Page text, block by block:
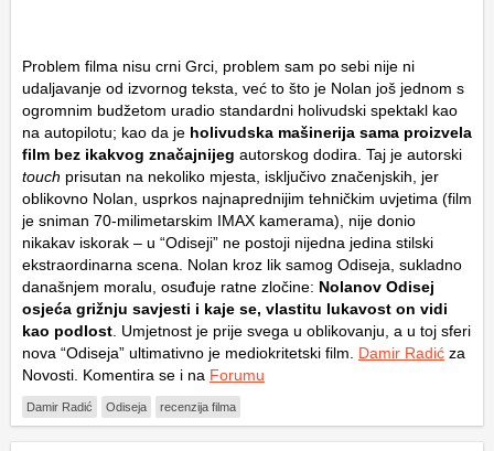
Problem filma nisu crni Grci, problem sam po sebi nije ni
udaljavanje od izvornog teksta, već to što je Nolan još jednom s
ogromnim budžetom uradio standardni holivudski spektakl kao
na autopilotu; kao da je holivudska mašinerija sama proizvela
film bez ikakvog značajnijeg autorskog dodira. Taj je autorski
touch prisutan na nekoliko mjesta, isključivo značenjskih, jer
oblikovno Nolan, usprkos najnaprednijim tehničkim uvjetima (film
je sniman 70-milimetarskim IMAX kamerama), nije donio
nikakav iskorak – u “Odiseji” ne postoji nijedna jedina stilski
ekstraordinarna scena. Nolan kroz lik samog Odiseja, sukladno
današnjem moralu, osuđuje ratne zločine: Nolanov Odisej
osjeća grižnju savjesti i kaje se, vlastitu lukavost on vidi
kao podlost . Umjetnost je prije svega u oblikovanju, a u toj sferi
nova “Odiseja” ultimativno je mediokritetski film. Damir Radić za
Novosti. Komentira se i na Forumu
Damir Radić Odiseja recenzija filma